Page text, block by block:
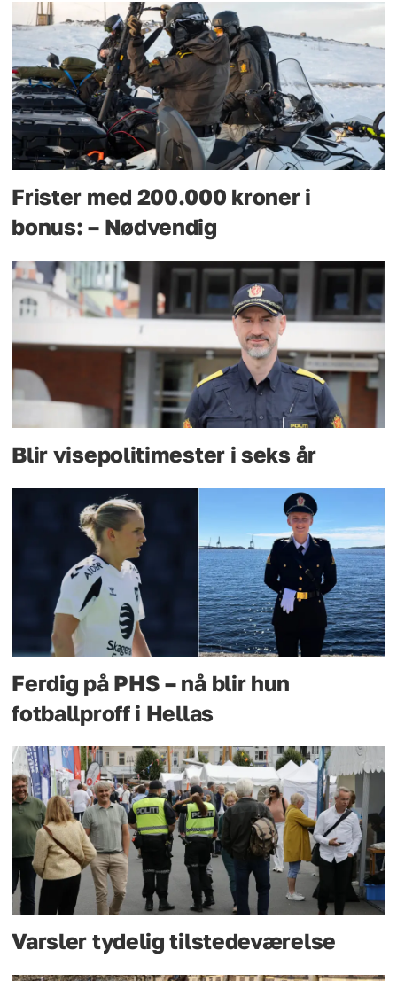
Frister med 200.000 kroner i
bonus: – Nødvendig
Blir visepolitimester i seks år
Ferdig på PHS – nå blir hun
fotballproff i Hellas
Varsler tydelig tilstedeværelse